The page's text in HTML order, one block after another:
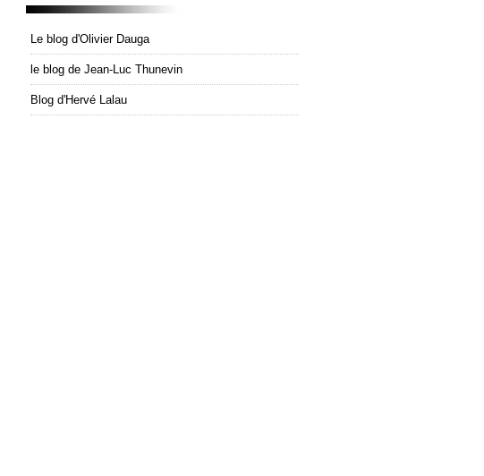
Le blog d'Olivier Dauga
le blog de Jean-Luc Thunevin
Blog d'Hervé Lalau